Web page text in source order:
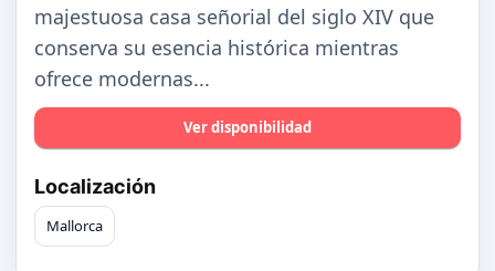
majestuosa casa señorial del siglo XIV que
conserva su esencia histórica mientras
ofrece modernas...
Ver disponibilidad
Localización
Mallorca